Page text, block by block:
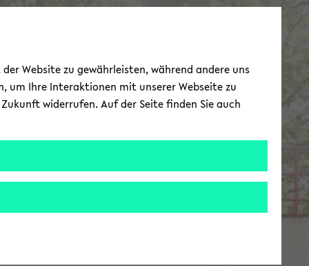
Website zu gewährleisten, während andere uns
um Ihre Interaktionen mit unserer Webseite zu
widerrufen. Auf der Seite finden Sie auch